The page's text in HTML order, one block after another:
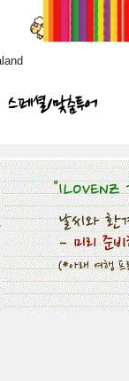
스페셜/맞춤투어